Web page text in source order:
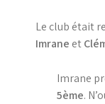
Le club était
Imrane et
Imrane
5ème.